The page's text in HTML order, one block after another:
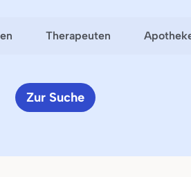
Therapeuten
Zur Suche